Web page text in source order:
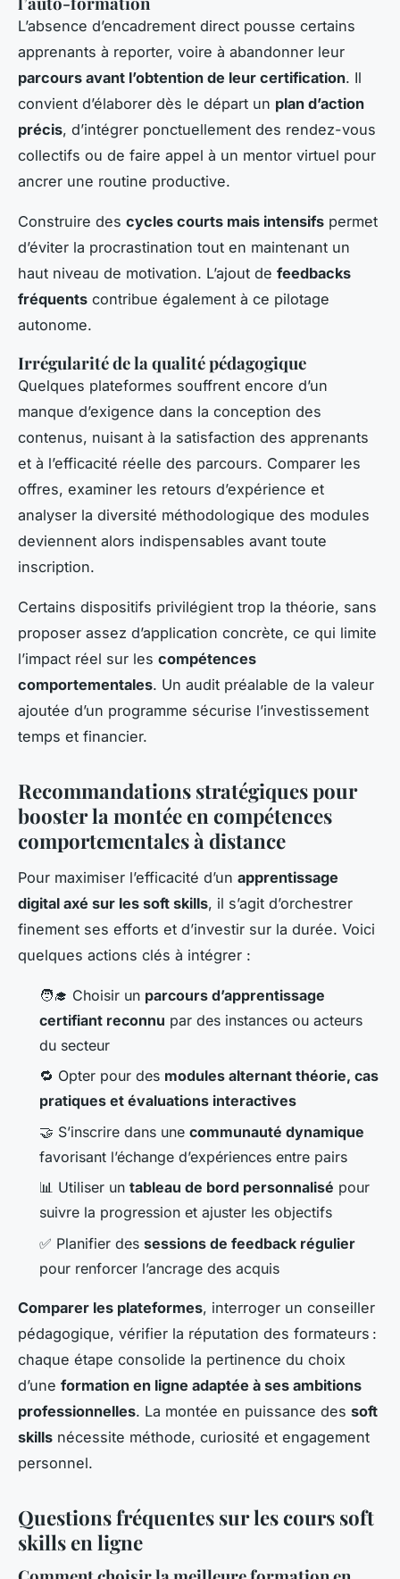
L’absence d’encadrement direct pousse certains
apprenants à reporter, voire à abandonner leur
parcours avant l’obtention de leur certification. Il
convient d’élaborer dès le départ un plan d’action
précis, d’intégrer ponctuellement des rendez-vous
collectifs ou de faire appel à un mentor virtuel pour
ancrer une routine productive.
Construire des cycles courts mais intensifs permet
d’éviter la procrastination tout en maintenant un
haut niveau de motivation. L’ajout de feedbacks
fréquents contribue également à ce pilotage
autonome.
Irrégularité de la qualité pédagogique
Quelques plateformes souffrent encore d’un
manque d’exigence dans la conception des
contenus, nuisant à la satisfaction des apprenants
et à l’efficacité réelle des parcours. Comparer les
offres, examiner les retours d’expérience et
analyser la diversité méthodologique des modules
deviennent alors indispensables avant toute
inscription.
Certains dispositifs privilégient trop la théorie, sans
proposer assez d’application concrète, ce qui limite
l’impact réel sur les compétences
comportementales. Un audit préalable de la valeur
ajoutée d’un programme sécurise l’investissement
temps et financier.
Recommandations stratégiques pour
booster la montée en compétences
comportementales à distance
Pour maximiser l’efficacité d’un apprentissage
digital axé sur les soft skills, il s’agit d’orchestrer
finement ses efforts et d’investir sur la durée. Voici
quelques actions clés à intégrer :
🧑‍🎓 Choisir un parcours d’apprentissage
certifiant reconnu par des instances ou acteurs
du secteur
🔁 Opter pour des modules alternant théorie, cas
pratiques et évaluations interactives
🤝 S’inscrire dans une communauté dynamique
favorisant l’échange d’expériences entre pairs
📊 Utiliser un tableau de bord personnalisé pour
suivre la progression et ajuster les objectifs
✅ Planifier des sessions de feedback régulier
pour renforcer l’ancrage des acquis
Comparer les plateformes, interroger un conseiller
pédagogique, vérifier la réputation des formateurs :
chaque étape consolide la pertinence du choix
d’une formation en ligne adaptée à ses ambitions
professionnelles. La montée en puissance des soft
skills nécessite méthode, curiosité et engagement
personnel.
Questions fréquentes sur les cours soft
skills en ligne